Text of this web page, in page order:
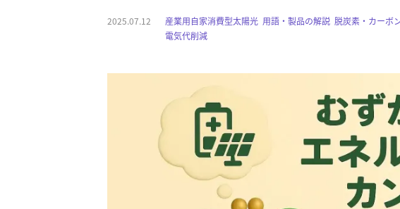
産業用自家消費型太陽光 用語・製品の解説 ,脱炭素・カーボ
電気代削減
2025.07.12